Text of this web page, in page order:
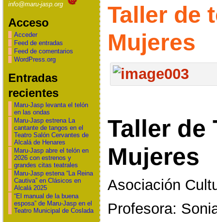
info@maru-jasp.org
Acceso
Acceder
Feed de entradas
Feed de comentarios
WordPress.org
Entradas
recientes
Maru-Jasp levanta el telón
en las ondas
Maru-Jasp estrena La
cantante de tangos en el
Teatro Salón Cervantes de
Alcalá de Henares
Maru-Jasp abre el telón en
2026 con estrenos y
grandes citas teatrales
Maru-Jasp estena “La Reina
Cautiva” en Clásicos en
Alcalá 2025
“El manual de la buena
esposa” de Maru-Jasp en el
Teatro Municipal de Coslada
Taller de
Taller de
Mujeres
Asociación
Profesora: